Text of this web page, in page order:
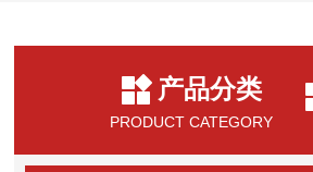
产品分类
PRODUCT CATEGORY